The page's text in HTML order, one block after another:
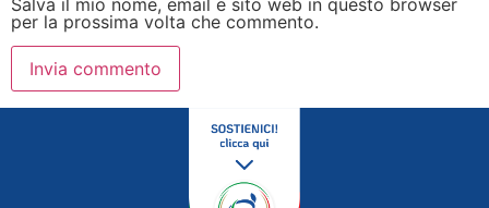
Salva il mio nome, email e sito web in questo browser
per la prossima volta che commento.